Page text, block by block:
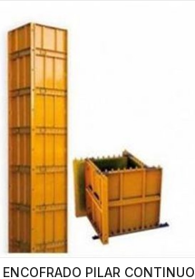
PILAR CONTINUO